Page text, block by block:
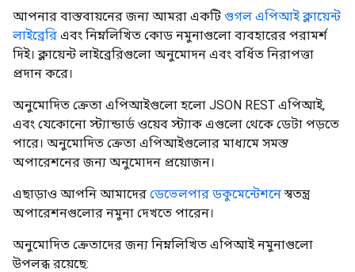
আপনার বাস্তবায়নের জন্য আমরা একটি গুগল এপিআই ক্লায়েন্ট
লাইব্রেরি এবং নিম্নলিখিত কোড নমুনাগুলো ব্যবহারের পরামর্শ
দিই। ক্লায়েন্ট লাইব্রেরিগুলো অনুমোদন এবং বর্ধিত নিরাপত্তা
প্রদান করে।
অনুমোদিত ক্রেতা এপিআইগুলো হলো JSON REST এপিআই,
এবং যেকোনো স্ট্যান্ডার্ড ওয়েব স্ট্যাক এগুলো থেকে ডেটা পড়তে
পারে। অনুমোদিত ক্রেতা এপিআইগুলোর মাধ্যমে সমস্ত
অপারেশনের জন্য অনুমোদন প্রয়োজন।
এছাড়াও আপনি আমাদের ডেভেলপার ডকুমেন্টেশনেস্বতন্ত্র
অপারেশনগুলোর নমুনা দেখতে পারেন।
অনুমোদিত ক্রেতাদের জন্য নিম্নলিখিত এপিআই নমুনাগুলো
উপলব্ধ রয়েছে: